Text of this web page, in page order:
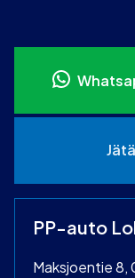
PP-auto
Maksjoentie 8,